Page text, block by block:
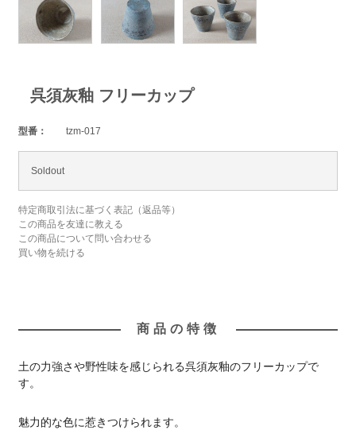
呉須灰釉 フリーカップ
型番： tzm-017
Soldout
特定商取引法に基づく表記（返品等）
この商品を友達に教える
この商品について問い合わせる
買い物を続ける
商品の特徴
土の力強さや野性味を感じられる呉須灰釉のフリーカップで
す。
魅力的な色に惹きつけられます。